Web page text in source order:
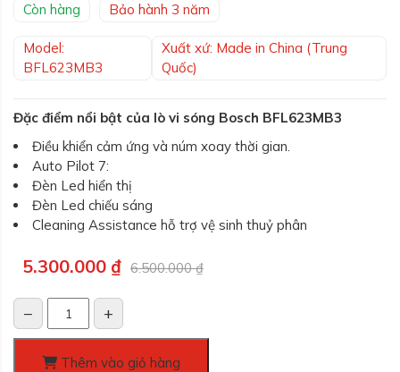
Còn hàng
Bảo hành 3 năm
Model:
BFL623MB3
Xuất xứ: Made in China (Trung
Quốc)
Đặc điểm nổi bật của lò vi sóng Bosch BFL623MB3
Điều khiển cảm ứng và núm xoay thời gian.
Auto Pilot 7:
Đèn Led hiển thị
Đèn Led chiếu sáng
Cleaning Assistance hỗ trợ vệ sinh thuỷ phân
6.500.000₫
Giá
là:
6.500.000 ₫.
5.300.000 ₫
Giá
tại
là:
5.300.000 ₫.
Lò
vi
sóng
− +
Thêm vào giỏ hàng